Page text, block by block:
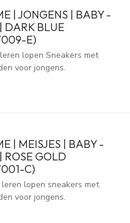
| JONGENS | BABY -
DARK BLUE
E)
lopen Sneakers met
voor jongens.
| MEISJES | BABY -
ROSE GOLD
C)
leren lopen sneakers met
voor jongens.